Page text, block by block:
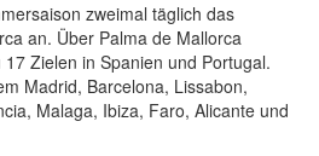
zweimal täglich das
an. Über Palma de Mallorca
Zielen in Spanien und Portugal.
Madrid, Barcelona, Lissabon,
Malaga, Ibiza, Faro, Alicante und